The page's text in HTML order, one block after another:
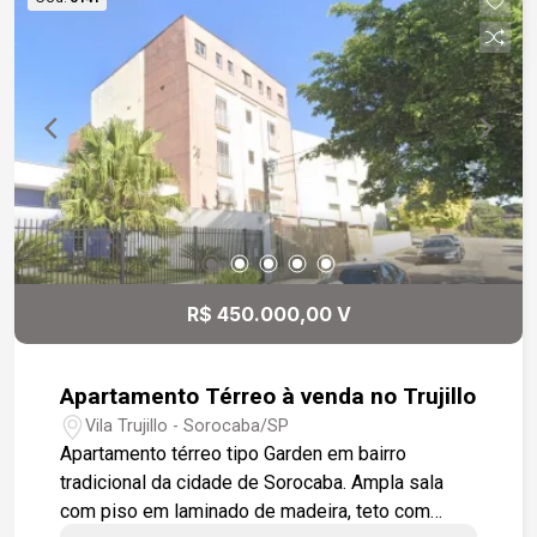
quadra.
R$ 450.000,00 V
Apartamento Térreo à venda no Trujillo
Vila Trujillo - Sorocaba/SP
Apartamento térreo tipo Garden em bairro
tradicional da cidade de Sorocaba. Ampla sala
com piso em laminado de madeira, teto com